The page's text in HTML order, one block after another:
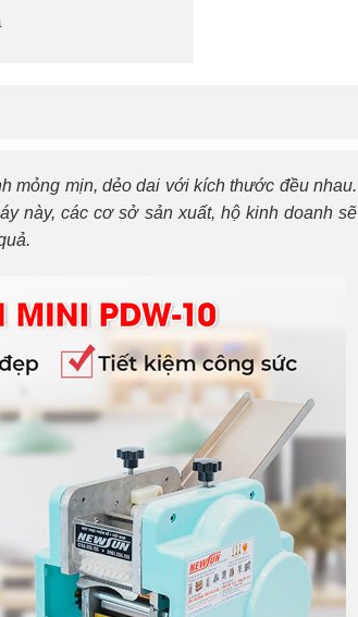
mỏng mịn, dẻo dai với kích thước đều nhau.
này, các cơ sở sản xuất, hộ kinh doanh sẽ